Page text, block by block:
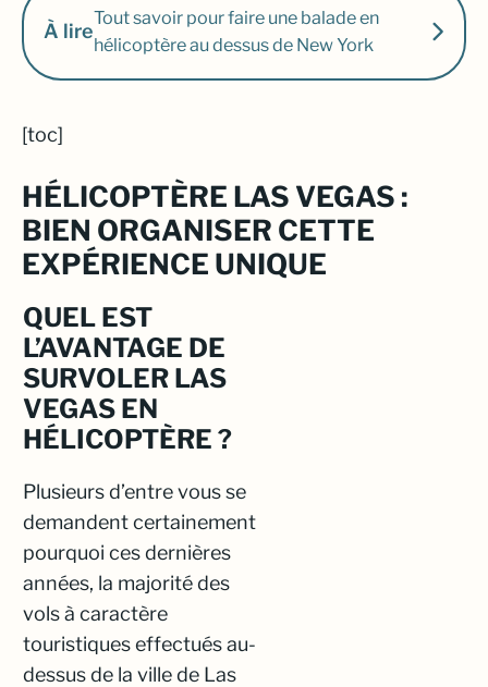
À lire
Tout savoir pour faire une balade en
hélicoptère au dessus de New York
[toc]
HÉLICOPTÈRE LAS VEGAS :
BIEN ORGANISER CETTE
EXPÉRIENCE UNIQUE
QUEL EST
L’AVANTAGE DE
SURVOLER LAS
VEGAS EN
HÉLICOPTÈRE ?
Plusieurs d’entre vous se
demandent certainement
pourquoi ces dernières
années, la majorité des
vols à caractère
touristiques effectués au-
dessus de la ville de Las